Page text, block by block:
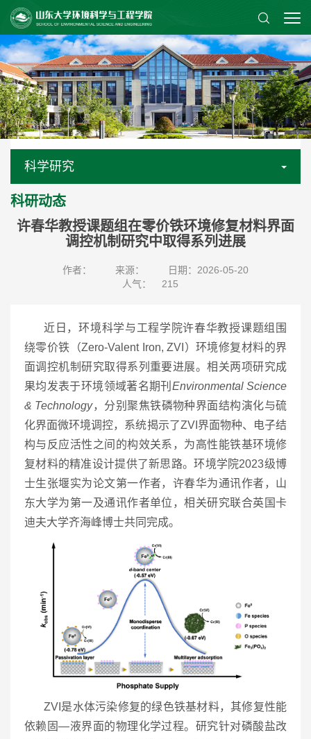
科学研究
科研动态
许春华教授课题组在零价铁环境修复材料界面
调控机制研究中取得系列进展
作者： 来源：
日期：2026-05-20
人气：
215
近日，环境科学与工程学院许春华教授课题组围
绕零价铁（Zero-Valent Iron, ZVI）环境修复材料的界
面调控机制研究取得系列重要进展。相关两项研究成
果均发表于环境领域著名期刊 Environmental Science
& Technology，分别聚焦铁磷物种界面结构演化与硫
化界面微环境调控，系统揭示了ZVI界面物种、电子结
构与反应活性之间的构效关系，为高性能铁基环境修
复材料的精准设计提供了新思路。环境学院2023级博
士生张堰实为论文第一作者，许春华为通讯作者，山
东大学为第一及通讯作者单位，相关研究联合英国卡
迪夫大学齐海峰博士共同完成。
ZVI是水体污染修复的绿色铁基材料，其修复性能
依赖固—液界面的物理化学过程。研究针对磷酸盐改